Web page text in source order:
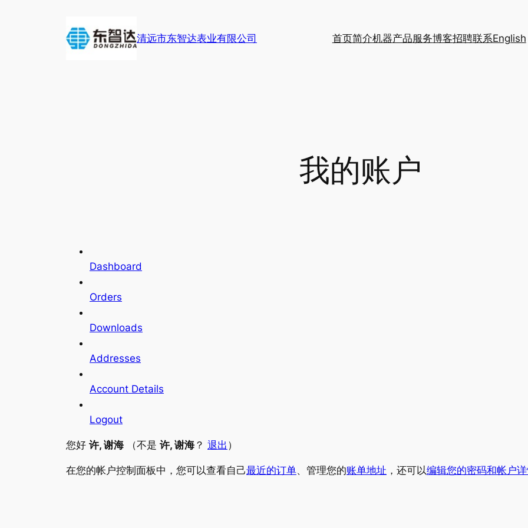
清远市东智达表业有限公司 首页简介机器产品服务博客招聘联系English
我的账户
Dashboard
Orders
Downloads
Addresses
Account Details
Logout
您好 许, 谢海 （不是 许, 谢海 ？ 退出 ）
在您的帐户控制面板中，您可以查看自己最近的订单、管理您的账单地址 ，还可以编辑您的密码和帐户